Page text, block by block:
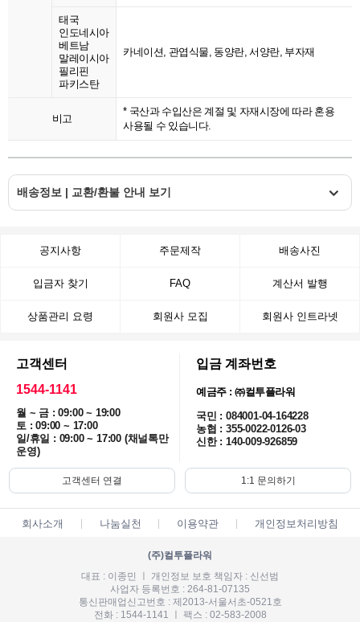
태국
인도네시아
베트남
말레이시아
필리핀
파키스탄
카네이션, 관엽식물, 동양란, 서양란, 부자재
비고
* 국산과 수입산은 계절 및 자재시장에 따라 혼용
사용될 수 있습니다.
배송정보 | 교환/환불 안내 보기
공지사항 주문제작 배송사진
입금자 찾기 FAQ 계산서 발행
상품관리 요령 회원사 모집 회원사 인트라넷
고객센터
1544-1141
월 ~ 금 : 09:00 ~ 19:00
토 : 09:00 ~ 17:00
일/휴일 : 09:00 ~ 17:00 (채널톡만
운영)
입금 계좌번호
예금주 : ㈜컬투플라워
국민 : 084001-04-164228
농협 : 355-0022-0126-03
신한 : 140-009-926859
고객센터 연결 1:1 문의하기
회사소개 나눔실천 이용약관 개인정보처리방침
(주)컬투플라워
대표 : 이종민 ㅣ 개인정보 보호 책임자 : 신선범
사업자 등록번호 : 264-81-07135
통신판매업신고번호 : 제2013-서울서초-0521호
전화 : 1544-1141 ㅣ 팩스 : 02-583-2008